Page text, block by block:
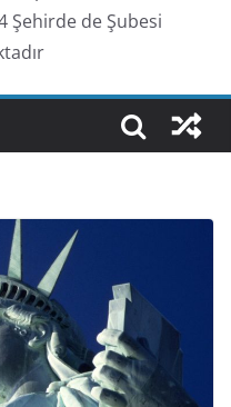
Şehirde de Şubesi